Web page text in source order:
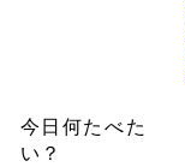
今日何たべた
い？